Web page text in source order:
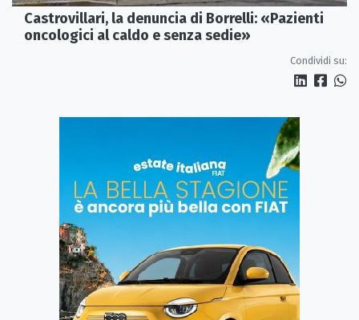
Castrovillari, la denuncia di Borrelli: «Pazienti
oncologici al caldo e senza sedie»
Condividi su: